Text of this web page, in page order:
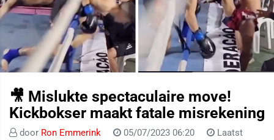
🎥 Mislukte spectaculaire move!
Kickbokser maakt fatale misrekening
door Ron Emmerink 05/07/2023 06:20
Laatst